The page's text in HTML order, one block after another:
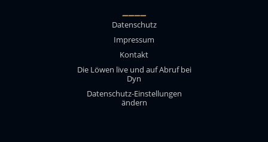
____
Datenschutz
Impressum
Kontakt
Die Löwen live und auf Abruf bei
Dyn
Datenschutz-Einstellungen
ändern